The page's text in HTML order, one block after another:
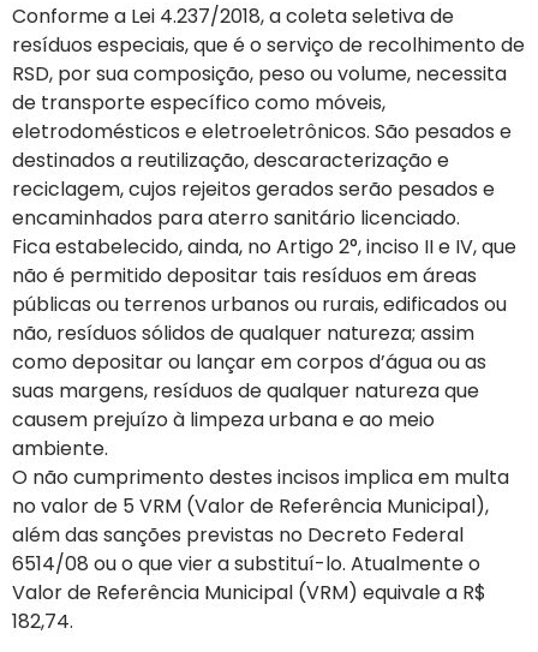
Conforme a Lei 4.237/2018, a coleta seletiva de
resíduos especiais, que é o serviço de recolhimento de
RSD, por sua composição, peso ou volume, necessita
de transporte específico como móveis,
eletrodomésticos e eletroeletrônicos. São pesados e
destinados a reutilização, descaracterização e
reciclagem, cujos rejeitos gerados serão pesados e
encaminhados para aterro sanitário licenciado.
Fica estabelecido, ainda, no Artigo 2°, inciso II e IV, que
não é permitido depositar tais resíduos em áreas
públicas ou terrenos urbanos ou rurais, edificados ou
não, resíduos sólidos de qualquer natureza; assim
como depositar ou lançar em corpos d’água ou as
suas margens, resíduos de qualquer natureza que
causem prejuízo à limpeza urbana e ao meio
ambiente.
O não cumprimento destes incisos implica em multa
no valor de 5 VRM (Valor de Referência Municipal),
além das sanções previstas no Decreto Federal
6514/08 ou o que vier a substituí-lo. Atualmente o
Valor de Referência Municipal (VRM) equivale a R$
182,74.